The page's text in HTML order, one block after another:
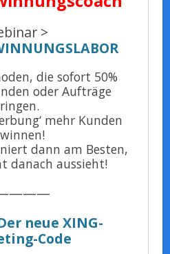
>
die sofort 50%
oder Aufträge
mehr Kunden
dann am Besten,
danach aussieht!
neue XING-
Code